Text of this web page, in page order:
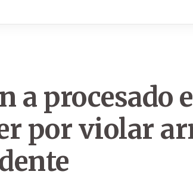
a procesado
por violar